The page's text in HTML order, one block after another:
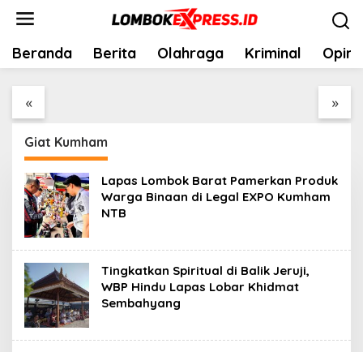
Skip
content
Beranda Berita Olahraga Kriminal Opini
« »
5 $ Depozita V Spletni
Igralnici . slovenska
Milky Way Casino
Latest Cryptowins
Casino Offers A Wide
Giat Kumham
Lapas Lombok Barat Pamerkan Produk
Warga Binaan di Legal EXPO Kumham
NTB
Tingkatkan Spiritual di Balik Jeruji,
WBP Hindu Lapas Lobar Khidmat
Sembahyang